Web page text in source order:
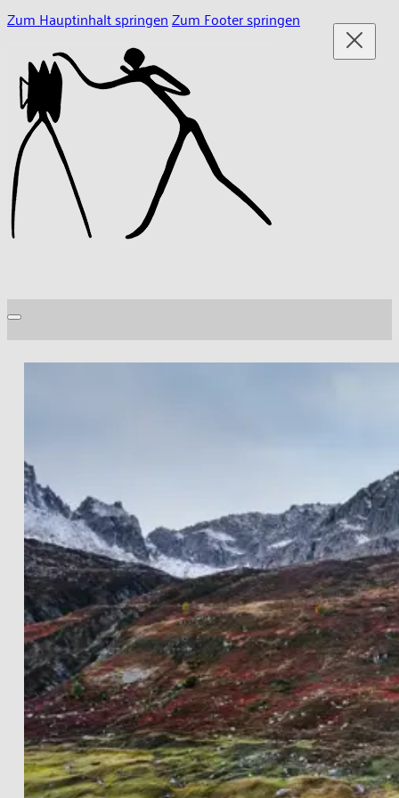
Zum Hauptinhalt springenZum Footer springen
PRINT INFOS
EN